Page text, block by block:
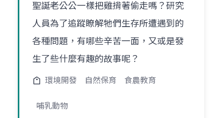
聖誕老公公一樣把雞揹著偷走嗎？研究
人員為了追蹤瞭解牠們生存所遭遇到的
各種問題，有哪些辛苦一面，又或是發
生了些什麼有趣的故事呢？
環境開發 自然保育 食農教育
哺乳動物